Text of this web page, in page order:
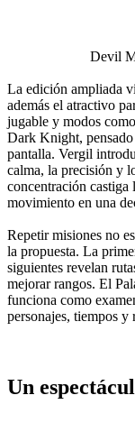
Devil
La edición ampliada
además el atractivo
jugable y modos
Dark Knight,
pantalla. Vergil
calma, la precisión y
concentración castiga
movimiento en una
Repetir misiones no
la propuesta. La
siguientes revelan
mejorar rangos. El
funciona como
personajes, tiempos y
Un